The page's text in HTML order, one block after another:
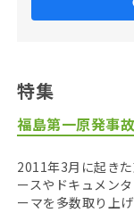
特集
福島第一原発事故
2011年3月に起き
ースやドキュメン
ーマを多数取り上げ